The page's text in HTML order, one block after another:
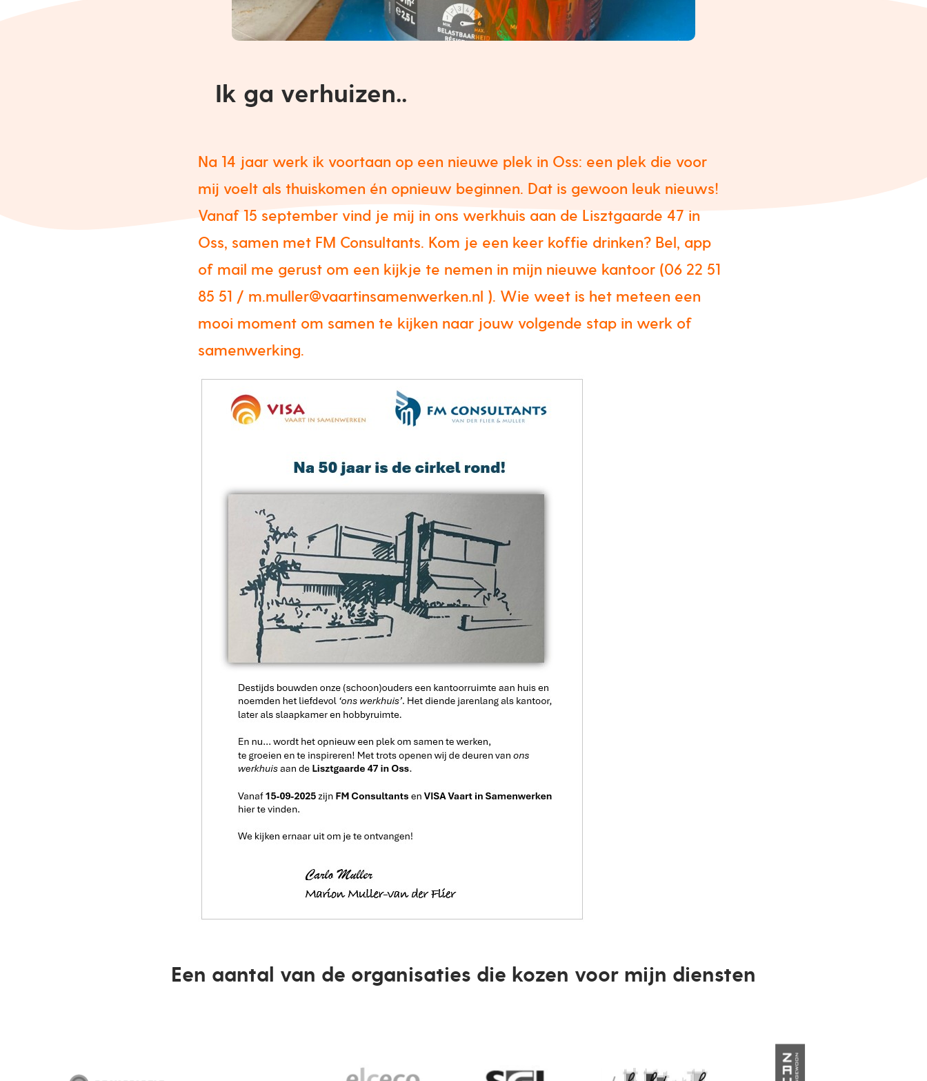
Ik ga verhuizen..
Na 14 jaar werk ik voortaan op een nieuwe plek in Oss: een plek die voor
mij voelt als thuiskomen én opnieuw beginnen. Dat is gewoon leuk nieuws!
Vanaf 15 september vind je mij in ons werkhuis aan de Lisztgaarde 47 in
Oss, samen met FM Consultants. Kom je een keer koffie drinken? Bel, app
of mail me gerust om een kijkje te nemen in mijn nieuwe kantoor (06 22 51
85 51 / m.muller@vaartinsamenwerken.nl ). Wie weet is het meteen een
mooi moment om samen te kijken naar jouw volgende stap in werk of
samenwerking.
Een aantal van de organisaties die kozen voor mijn diensten